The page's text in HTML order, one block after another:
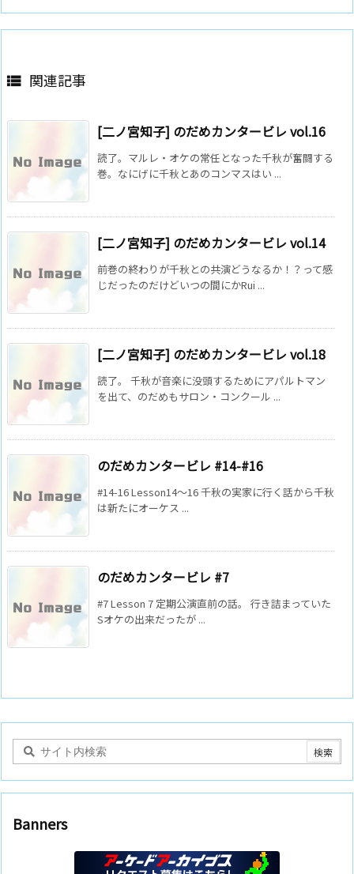
 関連記事
[二ノ宮知子] のだめカンタービレ vol.16
読了。マルレ・オケの常任となった千秋が奮闘する
巻。なにげに千秋とあのコンマスはい ...
[二ノ宮知子] のだめカンタービレ vol.14
前巻の終わりが千秋との共演どうなるか！？って感
じだったのだけどいつの間にかRui ...
[二ノ宮知子] のだめカンタービレ vol.18
読了。 千秋が音楽に没頭するためにアパルトマン
を出て、のだめもサロン・コンクール ...
のだめカンタービレ #14-#16
#14-16 Lesson14～16 千秋の実家に行く話から千秋
は新たにオーケス ...
のだめカンタービレ #7
#7 Lesson 7 定期公演直前の話。 行き詰まっていた
Sオケの出来だったが ...
Banners